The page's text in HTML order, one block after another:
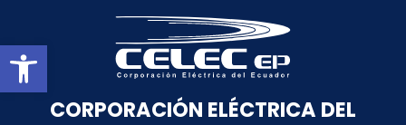
Abrir barra de herramientas
CORPORACIÓN ELÉCTRICA DEL